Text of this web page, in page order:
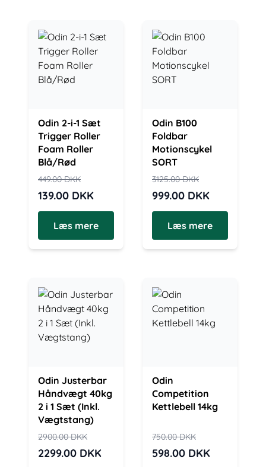
Odin 2-i-1 Sæt
Trigger Roller
Foam Roller
Blå/Rød
449.00DKK
139.00 DKK
Læs mere
Odin B100
Foldbar
Motionscykel
SORT
3125.00DKK
999.00 DKK
Læs mere
Odin Justerbar
Håndvægt 40kg
2 i 1 Sæt (Inkl.
Vægtstang)
2900.00DKK
2299.00 DKK
Odin
Competition
Kettlebell 14kg
750.00DKK
598.00 DKK